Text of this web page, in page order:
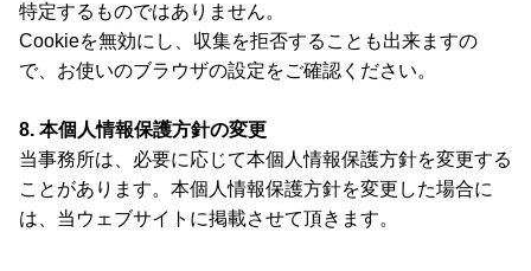
特定するものではありません。
Cookieを無効にし、収集を拒否することも出来ますの
で、お使いのブラウザの設定をご確認ください。
8. 本個人情報保護方針の変更
当事務所は、必要に応じて本個人情報保護方針を変更する
ことがあります。本個人情報保護方針を変更した場合に
は、当ウェブサイトに掲載させて頂きます。